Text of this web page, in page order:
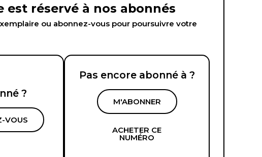
est réservé à nos abonnés
ou abonnez-vous pour poursuivre votre
?
VOUS
Pas encore abonné à ?
M'ABONNER
ACHETER CE
NUMÉRO